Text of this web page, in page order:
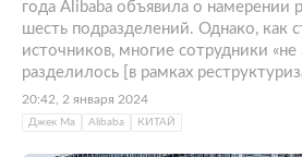
скандального бизнеса и
года Alibaba объявила о намерении
шесть подразделений. Однако, как
источников, многие сотрудники «не
разделилось [в рамках
20:42, 2 января 2024
Джек Ма Alibaba КИТАЙ